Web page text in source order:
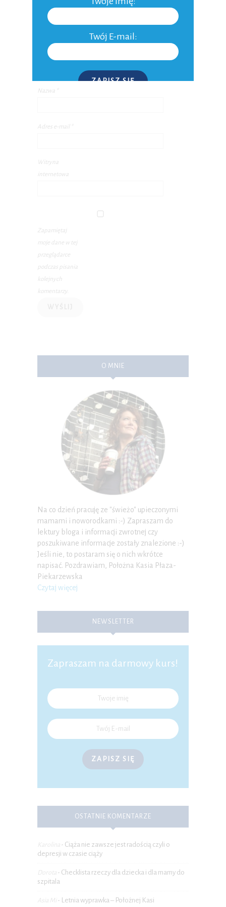
Nazwa
Adres e-mail
Witryna
internetowa
Zapamiętaj
moje dane w tej
przeglądarce
podczas pisania
kolejnych
komentarzy.
O MNIE
Na co dzień pracuję ze "świeżo" upieczonymi
mamami i noworodkami :-) Zapraszam do
lektury bloga i informacji zwrotnej czy
poszukiwane informacje zostały znalezione :-)
Jeśli nie, to postaram się o nich wkrótce
napisać. Pozdrawiam, Położna Kasia Płaza-
Piekarzewska
Czytaj więcej
NEWSLETTER
Zapraszam na darmowy kurs!
ZAPISZ SIĘ
OSTATNIE KOMENTARZE
Karolina - Ciąża nie zawsze jest radością czyli o
depresji w czasie ciąży
Dorota - Checklista rzeczy dla dziecka i dla mamy do
szpitala
Asia Mi - Letnia wyprawka – Położnej Kasi
Twój E-mail:
ZAPISZ SIĘ